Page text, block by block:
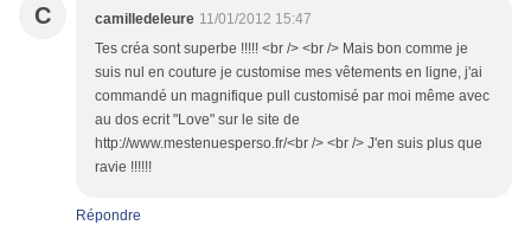
C camilledeleure 11/01/2012 15:47
Tes créa sont superbe !!!!! <br /> <br /> Mais bon comme je
suis nul en couture je customise mes vêtements en ligne, j'ai
commandé un magnifique pull customisé par moi même avec
au dos ecrit "Love" sur le site de
http://www.mestenuesperso.fr/<br /> <br /> J'en suis plus que
ravie !!!!!!
Répondre